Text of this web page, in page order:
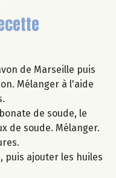
de Marseille puis
Mélanger à l'aide
de soude, le
de soude. Mélanger.
puis ajouter les huiles